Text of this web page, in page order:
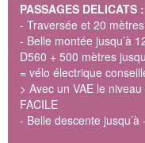
PASSAGES DELICATS :
- Traversée et 20
- Belle montée jusqu’à
D560 + 500 mètres
= vélo électrique
> Avec un VAE le
FACILE
- Belle descente